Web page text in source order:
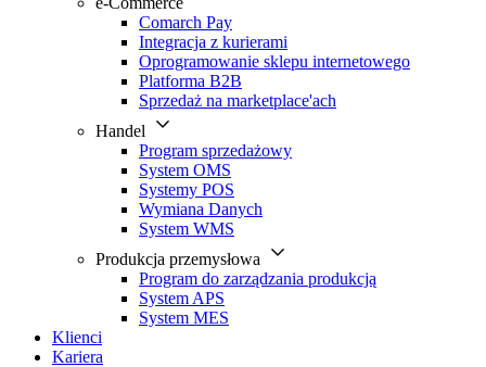
Comarch Pay
Integracja z kurierami
Oprogramowanie sklepu internetowego
Platforma B2B
Sprzedaż na marketplace'ach
Handel
Program sprzedażowy
System OMS
Systemy POS
Wymiana Danych
System WMS
Produkcja przemysłowa
Program do zarządzania produkcją
System APS
System MES
Klienci
Kariera